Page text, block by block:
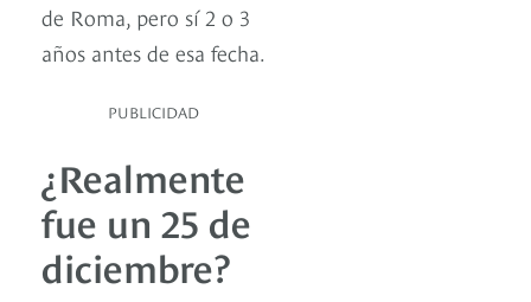
de Roma, pero sí 2 o 3
años antes de esa fecha.
PUBLICIDAD
¿Realmente
fue un 25 de
diciembre?